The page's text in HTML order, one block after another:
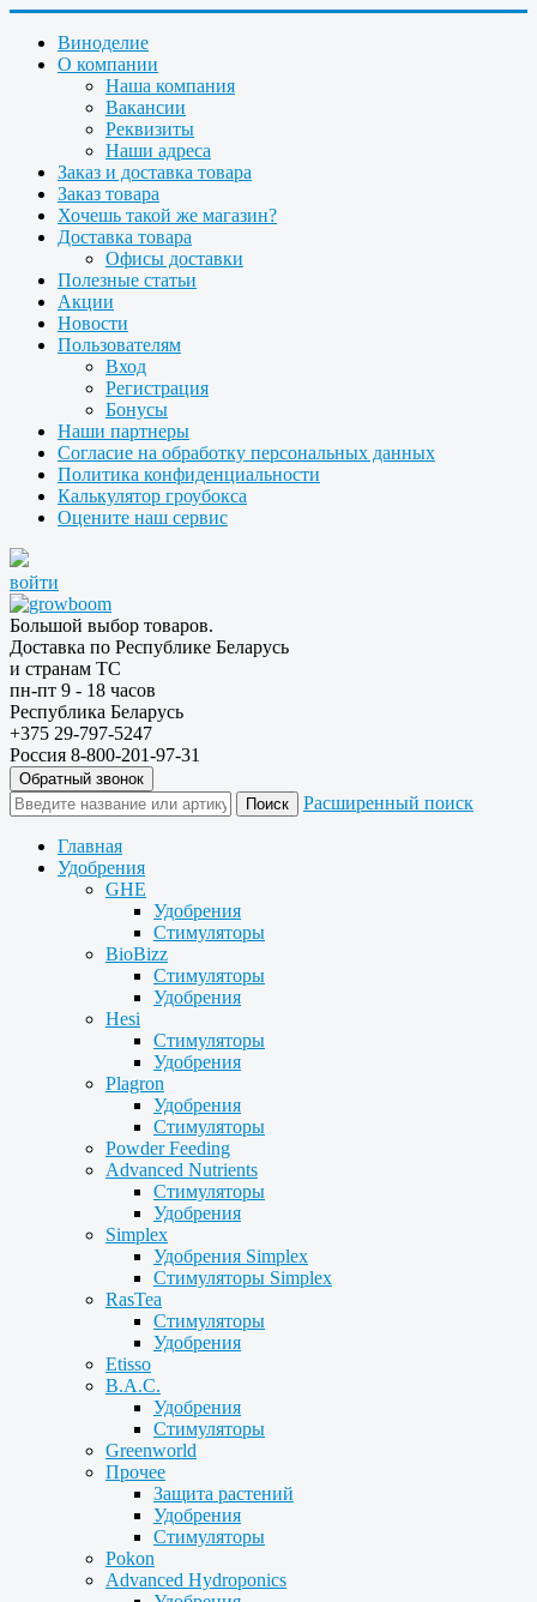
Виноделие
О компании
Наша компания
Вакансии
Реквизиты
Наши адреса
Заказ и доставка товара
Заказ товара
Хочешь такой же магазин?
Доставка товара
Офисы доставки
Полезные статьи
Акции
Новости
Пользователям
Вход
Регистрация
Бонусы
Наши партнеры
Согласие на обработку персональных данных
Политика конфиденциальности
Калькулятор гроубокса
Оцените наш сервис
войти
Большой выбор товаров.
Доставка по Республике Беларусь
и странам ТС
пн-пт 9 - 18 часов
Республика Беларусь
+375 29-797-5247
Россия 8-800-201-97-31
Обратный звонок
Расширенный поиск
Главная
Удобрения
GHE
Удобрения
Стимуляторы
BioBizz
Стимуляторы
Удобрения
Hesi
Стимуляторы
Удобрения
Plagron
Удобрения
Стимуляторы
Powder Feeding
Advanced Nutrients
Стимуляторы
Удобрения
Simplex
Удобрения Simplex
Стимуляторы Simplex
RasTea
Стимуляторы
Удобрения
Etisso
B.A.C.
Удобрения
Стимуляторы
Greenworld
Прочее
Защита растений
Удобрения
Стимуляторы
Pokon
Advanced Hydroponics